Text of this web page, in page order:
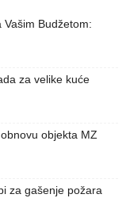
Vašim Budžetom:
za velike kuće
objekta MZ
za gašenje požara